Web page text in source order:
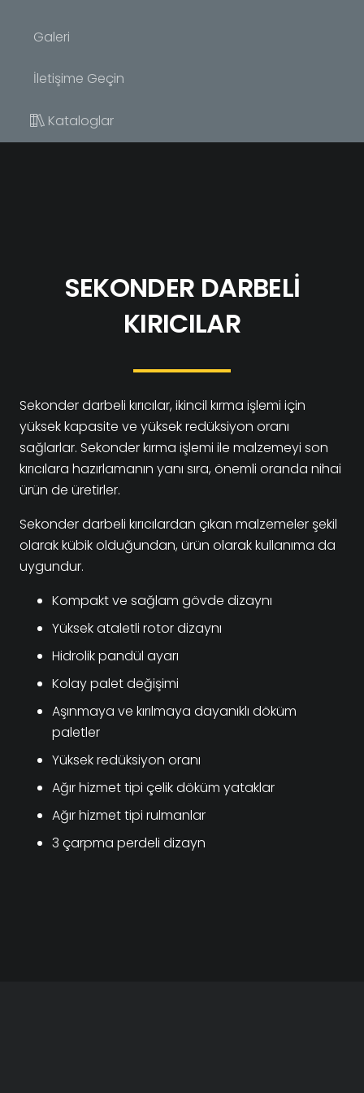
Galeri
İletişime Geçin
Kataloglar
SEKONDER DARBELİ
KIRICILAR
Sekonder darbeli kırıcılar, ikincil kırma işlemi için
yüksek kapasite ve yüksek redüksiyon oranı
sağlarlar. Sekonder kırma işlemi ile malzemeyi son
kırıcılara hazırlamanın yanı sıra, önemli oranda nihai
ürün de üretirler.
Sekonder darbeli kırıcılardan çıkan malzemeler şekil
olarak kübik olduğundan, ürün olarak kullanıma da
uygundur.
Kompakt ve sağlam gövde dizaynı
Yüksek ataletli rotor dizaynı
Hidrolik pandül ayarı
Kolay palet değişimi
Aşınmaya ve kırılmaya dayanıklı döküm
paletler
Yüksek redüksiyon oranı
Ağır hizmet tipi çelik döküm yataklar
Ağır hizmet tipi rulmanlar
3 çarpma perdeli dizayn